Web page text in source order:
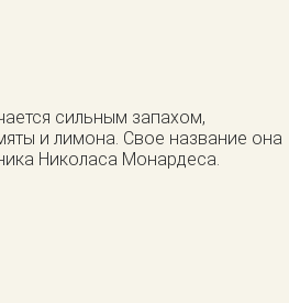
сильным запахом,
и лимона. Свое название она
Николаса Монардеса.